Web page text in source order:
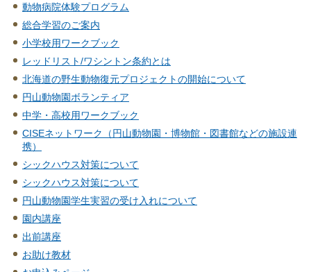
動物病院体験プログラム
総合学習のご案内
小学校用ワークブック
レッドリスト/ワシントン条約とは
北海道の野生動物復元プロジェクトの開始について
円山動物園ボランティア
中学・高校用ワークブック
CISEネットワーク（円山動物園・博物館・図書館などの施設連
携）
シックハウス対策について
シックハウス対策について
円山動物園学生実習の受け入れについて
園内講座
出前講座
お助け教材